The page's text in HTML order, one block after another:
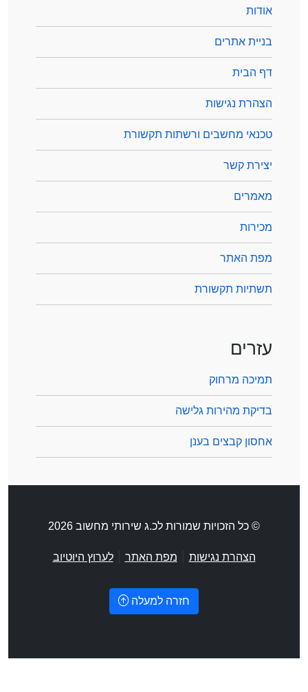
אודות
בניית אתרים
דף הבית
הצהרת נגישות
טכנאי מחשבים ורשתות תקשורת
יצירת קשר
מאמרים
מכירות
מפת האתר
תשתיות תקשורת
עזרים
תמיכה מרחוק
בדיקת מהירות גלישה
אחסון קבצים בענן
© כל הזכויות שמורות לכ.ג שירותי מחשוב 2026
הצהרת נגישות מפת האתר |לערוץ היוטיוב
חזרה למעלה